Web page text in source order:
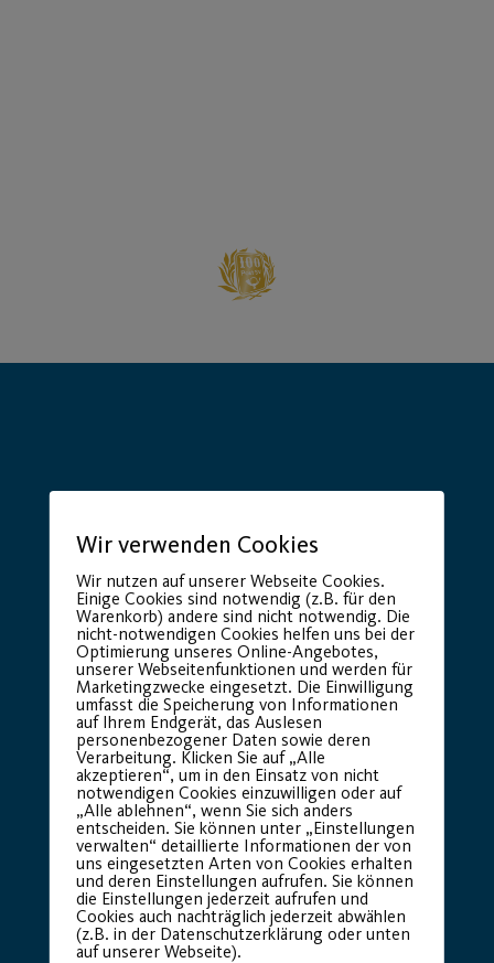
Premium Partner:
Wir verwenden Cookies
Wir nutzen auf unserer Webseite Cookies.
Einige Cookies sind notwendig (z.B. für den
Warenkorb) andere sind nicht notwendig. Die
nicht-notwendigen Cookies helfen uns bei der
Optimierung unseres Online-Angebotes,
unserer Webseitenfunktionen und werden für
Marketingzwecke eingesetzt. Die Einwilligung
umfasst die Speicherung von Informationen
auf Ihrem Endgerät, das Auslesen
personenbezogener Daten sowie deren
Verarbeitung. Klicken Sie auf „Alle
akzeptieren“, um in den Einsatz von nicht
notwendigen Cookies einzuwilligen oder auf
„Alle ablehnen“, wenn Sie sich anders
entscheiden. Sie können unter „Einstellungen
verwalten“ detaillierte Informationen der von
uns eingesetzten Arten von Cookies erhalten
und deren Einstellungen aufrufen. Sie können
die Einstellungen jederzeit aufrufen und
Cookies auch nachträglich jederzeit abwählen
(z.B. in der Datenschutzerklärung oder unten
auf unserer Webseite).